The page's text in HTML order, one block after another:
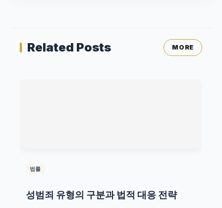
Related Posts MORE
법률
성범죄 유형의 구분과 법적 대응 전략